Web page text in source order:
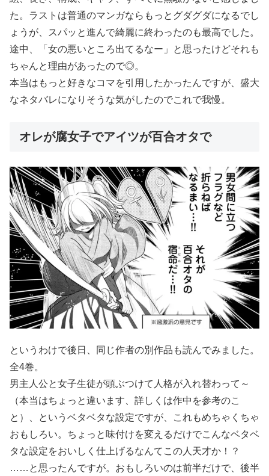
た。ラストは普通のマンガならもっとグダグダになるでし
ょうが、スパッと進んで綺麗に終わったのも最高でした。
途中、「女の悪いところ出てるなー」と思ったけどそれも
ちゃんと理由があったので◎。
本当はもっと好きなコマを引用したかったんですが、盛大
なネタバレになりそうな気がしたのでこれで我慢。
オレが腐女子でアイツが百合オタで
というわけで後日、同じ作者の別作品も読んでみました。
全4巻。
男主人公と女子生徒が頭ぶつけて人格が入れ替わって～
（本当はちょっと違います、詳しくは作中を参考のこ
と）、というベタベタな設定ですが、これもめちゃくちゃ
おもしろい。ちょっと味付けを変えるだけでこんなベタベ
タな設定をおいしく仕上げるなんてこの人天才か！？
……と思ったんですが。おもしろいのは前半だけで、後半